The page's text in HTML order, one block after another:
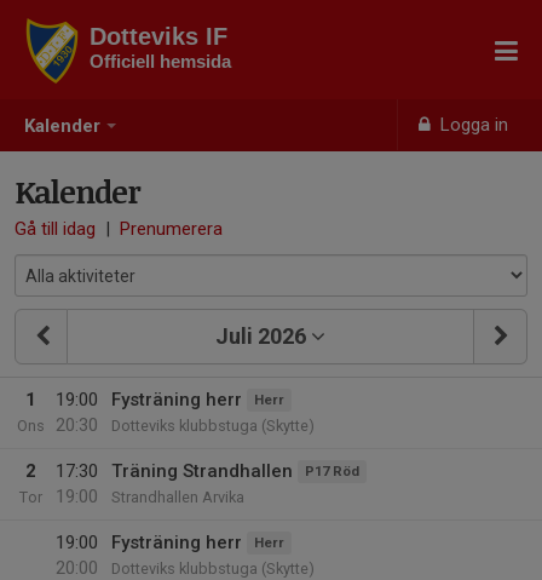
Kalender Logga in
Dotteviks IF
Officiell hemsida
Kalender
Gå till idag | Prenumerera
Juli 2026
1
Ons
19:00
20:30
Fysträning herr Herr
Dotteviks klubbstuga (Skytte)
2
Tor
17:30
19:00
Träning Strandhallen P17 Röd
Strandhallen Arvika
19:00
20:00
Fysträning herr Herr
Dotteviks klubbstuga (Skytte)